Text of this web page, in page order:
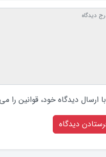
با ارسال دیدگاه‌ خود، قوانین را